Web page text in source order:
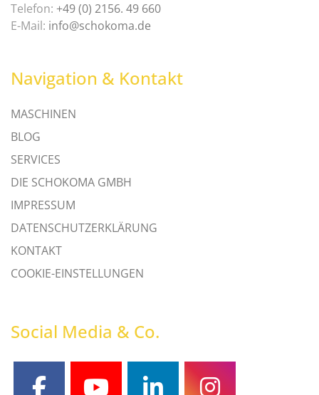
Telefon: +49 (0) 2156. 49 660
E-Mail: info@schokoma.de
Navigation & Kontakt
MASCHINEN
BLOG
SERVICES
DIE SCHOKOMA GMBH
IMPRESSUM
DATENSCHUTZERKLÄRUNG
KONTAKT
COOKIE-EINSTELLUNGEN
Social Media & Co.